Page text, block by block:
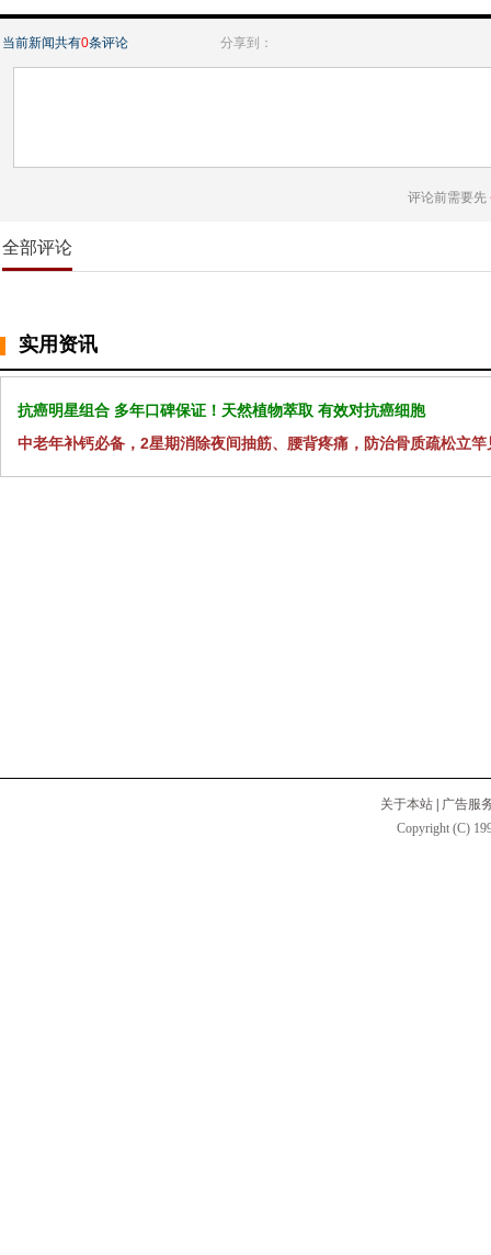
当前新闻共有0条评论 分享到：
评论前需要先
全部评论
实用资讯
抗癌明星组合 多年口碑保证！天然植物萃取 有效对抗癌细胞
中老年补钙必备，2星期消除夜间抽筋、腰背疼痛，防治骨质疏松立竿
关于本站
广告服
Copyright (C)